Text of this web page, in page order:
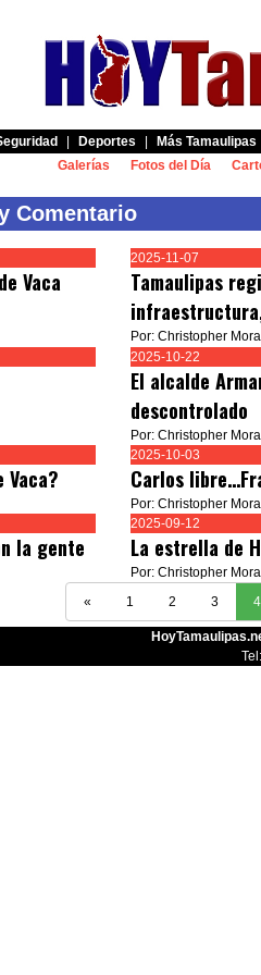
Deportes Más Tamaulipas
Galerías
Fotos del Día
Comentario
Vaca
2025-11-07
Tamaulipas
Por: Christopher Mora
2025-10-22
El alcalde
descontrolado
Por: Christopher Mora
Vaca?
2025-10-03
Carlos
Por: Christopher Mora
la gente
2025-09-12
La estrella de
Por: Christopher Mora
«
1 2 3 4